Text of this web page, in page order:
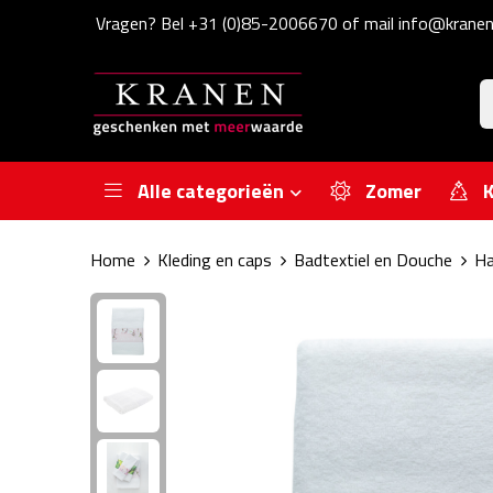
Vragen? Bel +31 (0)85-2006670 of mail
Alle categorieën Zomer
Home Kleding en caps Badtextiel en Douche